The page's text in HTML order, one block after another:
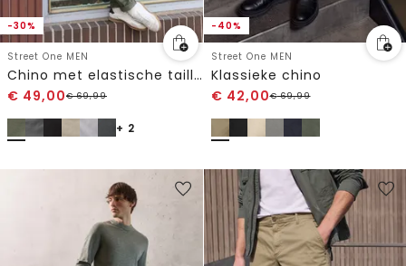
-30%
Street One MEN
Chino met elastische tailleband
€ 49,00€69,99
+ 2
-40%
Street One MEN
Klassieke chino
€ 42,00€69,99